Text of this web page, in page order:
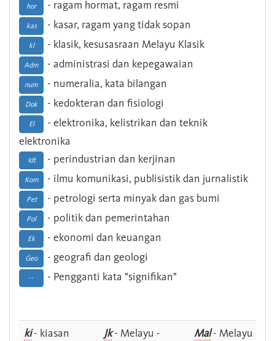
hor - ragam hormat, ragam resmi
kas - kasar, ragam yang tidak sopan
kl - klasik, kesusasraan Melayu Klasik
Adm - administrasi dan kepegawaian
num - numeralia, kata bilangan
Dok - kedokteran dan fisiologi
El
- elektronika, kelistrikan dan teknik
elektronika
Idt - perindustrian dan kerjinan
Kom - ilmu komunikasi, publisistik dan jurnalistik
Pet - petrologi serta minyak dan gas bumi
Pol - politik dan pemerintahan
Ek - ekonomi dan keuangan
Geo - geografi dan geologi
-- - Pengganti kata "signifikan"
ki- kiasan Jk- Melayu -
Mal- Melayu -